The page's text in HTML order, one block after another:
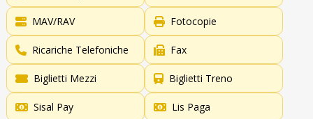
MAV/RAV Fotocopie
Ricariche Telefoniche Fax
Biglietti Mezzi Biglietti Treno
Sisal Pay Lis Paga